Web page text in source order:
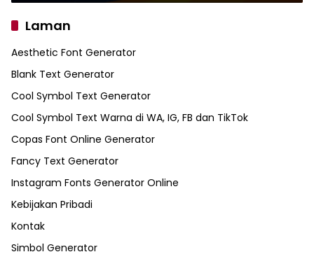
Laman
Aesthetic Font Generator
Blank Text Generator
Cool Symbol Text Generator
Cool Symbol Text Warna di WA, IG, FB dan TikTok
Copas Font Online Generator
Fancy Text Generator
Instagram Fonts Generator Online
Kebijakan Pribadi
Kontak
Simbol Generator